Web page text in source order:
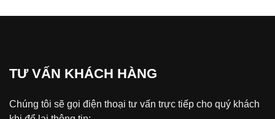
TƯ VẤN KHÁCH HÀNG
Chúng tôi sẽ gọi điện thoại tư vấn trực tiếp cho quý khách